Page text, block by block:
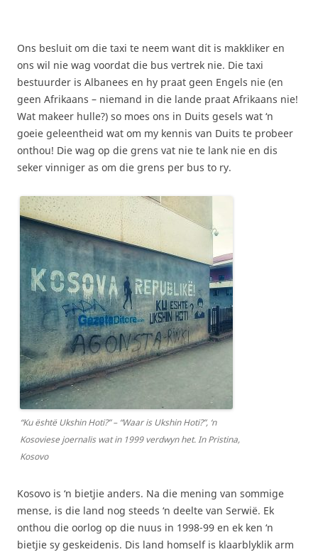
Ons besluit om die taxi te neem want dit is makkliker en
ons wil nie wag voordat die bus vertrek nie. Die taxi
bestuurder is Albanees en hy praat geen Engels nie (en
geen Afrikaans – niemand in die lande praat Afrikaans nie!
Wat makeer hulle?) so moes ons in Duits gesels wat ‘n
goeie geleentheid wat om my kennis van Duits te probeer
onthou! Die wag op die grens vat nie te lank nie en dis
seker vinniger as om die grens per bus to ry.
“Ku është Ukshin Hoti?” – “Waar is Ukshin Hoti?”, ‘n
Kosoviese joernalis wat in 1999 verdwyn het. In Pristina,
Kosovo
Kosovo is ‘n bietjie anders. Na die mening van sommige
mense, is die land nog steeds ‘n deelte van Serwië. Ek
onthou die oorlog op die nuus in 1998-99 en ek ken ‘n
bietjie sy geskeidenis. Dis land homself is klaarblyklik arm